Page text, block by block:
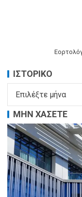
ΙΣΤΟΡΙΚΌ
ΜΗΝ ΧΑΣΕΤΕ